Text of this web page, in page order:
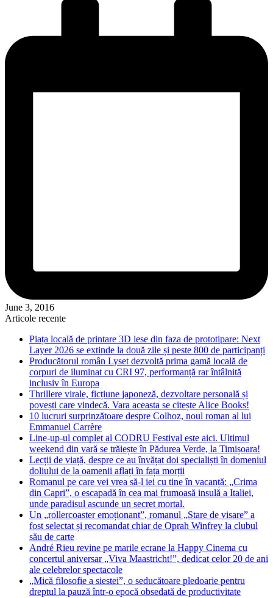
June 3, 2016
Articole recente
Piața locală de printare 3D iese din faza de prototipare: Next
Layer 2026 se extinde la două zile și peste 800 de participanți
Producătorul român Lyset dezvoltă prima gamă locală de
corpuri de iluminat cu CRI 97, performanță rar întâlnită
inclusiv în Europa
Thrillere virale, ficțiune japoneză, dezvoltare personală și
povești care vindecă. Vara aceasta se citește Alice Books!
10 lucruri surprinzătoare despre Colhoz, noul roman al lui
Emmanuel Carrère
Line-up-ul complet al CODRU Festival este aici. Ultimul
weekend din vară se trăiește în Pădurea Verde, la Timișoara!
Lecții de viață, despre ce au învățat doi specialiști în domeniul
doliului de la oamenii aflați în fața morții
Romanul pe care vei vrea să-l iei cu tine în vacanță: „Crima
din Capri”, o escapadă în cea mai frumoasă insulă a Italiei,
unde paradisul ascunde un secret mortal.
Un „rollercoaster emoționant”, romanul „Stare de visare” a
fost selectat și recomandat chiar de Oprah Winfrey la clubul
său de carte
André Rieu revine pe marile ecrane la Happy Cinema cu
concertul aniversar „Viva Maastricht!”, dedicat celor 20 de ani
ale celebrelor spectacole
„Mică filosofie a siestei”, o seducătoare pledoarie pentru
dreptul la pauză într-o epocă obsedată de productivitate